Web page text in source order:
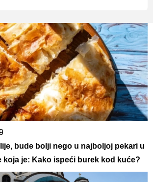
bude bolji nego u najboljoj pekari u
koja je: Kako ispeći burek kod kuće?